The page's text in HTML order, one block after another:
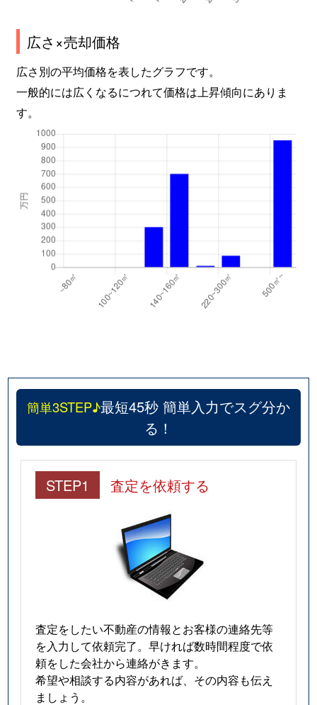
広さ×売却価格
広さ別の平均価格を表したグラフです。
一般的には広くなるにつれて価格は上昇傾向にありま
す。
簡単3STEP♪最短45秒 簡単入力でスグ分か
る！
STEP1 査定を依頼する
査定をしたい不動産の情報とお客様の連絡先等
を入力して依頼完了。早ければ数時間程度で依
頼をした会社から連絡がきます。
希望や相談する内容があれば、その内容も伝え
ましょう。